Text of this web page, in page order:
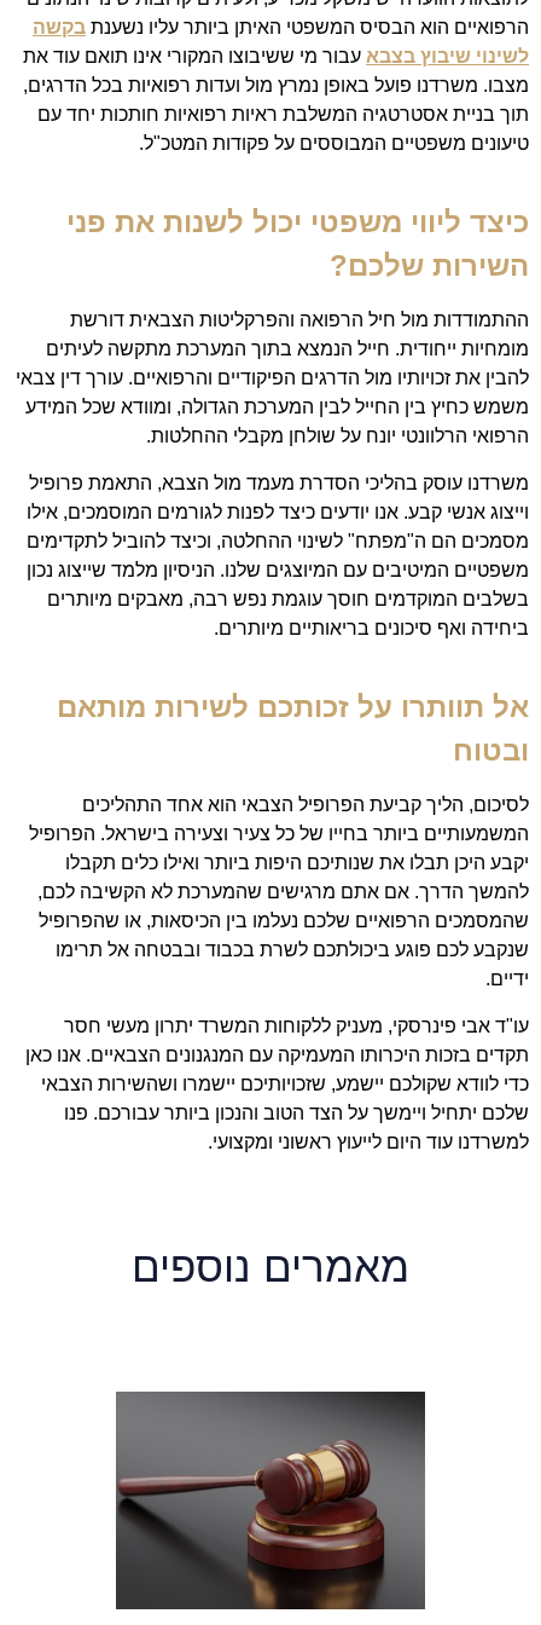
הרפואיים הוא הבסיס המשפטי האיתן ביותר עליו נשענת בקשה
לשינוי שיבוץ בצבא עבור מי ששיבוצו המקורי אינו תואם עוד את
מצבו. משרדנו פועל באופן נמרץ מול ועדות רפואיות בכל הדרגים,
תוך בניית אסטרטגיה המשלבת ראיות רפואיות חותכות יחד עם
טיעונים משפטיים המבוססים על פקודות המטכ"ל.
כיצד ליווי משפטי יכול לשנות את פני
השירות שלכם?
ההתמודדות מול חיל הרפואה והפרקליטות הצבאית דורשת
מומחיות ייחודית. חייל הנמצא בתוך המערכת מתקשה לעיתים
להבין את זכויותיו מול הדרגים הפיקודיים והרפואיים. עורך דין צבאי
משמש כחיץ בין החייל לבין המערכת הגדולה, ומוודא שכל המידע
הרפואי הרלוונטי יונח על שולחן מקבלי ההחלטות.
משרדנו עוסק בהליכי הסדרת מעמד מול הצבא, התאמת פרופיל
וייצוג אנשי קבע. אנו יודעים כיצד לפנות לגורמים המוסמכים, אילו
מסמכים הם ה"מפתח" לשינוי ההחלטה, וכיצד להוביל לתקדימים
משפטיים המיטיבים עם המיוצגים שלנו. הניסיון מלמד שייצוג נכון
בשלבים המוקדמים חוסך עוגמת נפש רבה, מאבקים מיותרים
ביחידה ואף סיכונים בריאותיים מיותרים.
אל תוותרו על זכותכם לשירות מותאם
ובטוח
לסיכום, הליך קביעת הפרופיל הצבאי הוא אחד התהליכים
המשמעותיים ביותר בחייו של כל צעיר וצעירה בישראל. הפרופיל
יקבע היכן תבלו את שנותיכם היפות ביותר ואילו כלים תקבלו
להמשך הדרך. אם אתם מרגישים שהמערכת לא הקשיבה לכם,
שהמסמכים הרפואיים שלכם נעלמו בין הכיסאות, או שהפרופיל
שנקבע לכם פוגע ביכולתכם לשרת בכבוד ובבטחה אל תרימו
ידיים.
עו"ד אבי פינרסקי, מעניק ללקוחות המשרד יתרון מעשי חסר
תקדים בזכות היכרותו המעמיקה עם המנגנונים הצבאיים. אנו כאן
כדי לוודא שקולכם יישמע, שזכויותיכם יישמרו ושהשירות הצבאי
שלכם יתחיל ויימשך על הצד הטוב והנכון ביותר עבורכם. פנו
למשרדנו עוד היום לייעוץ ראשוני ומקצועי.
מאמרים נוספים